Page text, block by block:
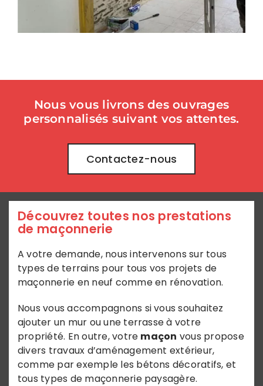
Nous vous livrons des ouvrages
personnalisés suivant vos attentes.
Contactez-nous
Découvrez toutes nos prestations
de maçonnerie
A votre demande, nous intervenons sur tous
types de terrains pour tous vos projets de
maçonnerie en neuf comme en rénovation.
Nous vous accompagnons si vous souhaitez
ajouter un mur ou une terrasse à votre
propriété. En outre, votre maçon vous propose
divers travaux d’aménagement extérieur,
comme par exemple les bétons décoratifs, et
tous types de maçonnerie paysagère.